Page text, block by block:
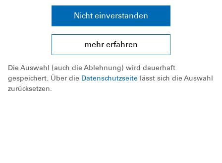
Nicht einverstanden
mehr erfahren
Die Auswahl (auch die Ablehnung) wird dauerhaft
gespeichert. Über die Datenschutzseite lässt sich die Auswahl
zurücksetzen.
Ausbildung
Fachbereiche